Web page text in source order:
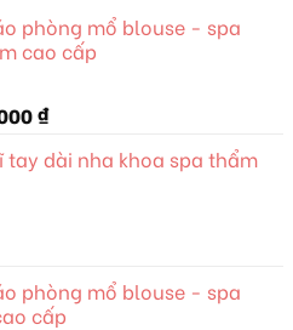
phòng mổ blouse - spa
cao cấp
₫Giá
tại
tay dài nha khoa spa thẩm
phòng mổ blouse - spa
cấp